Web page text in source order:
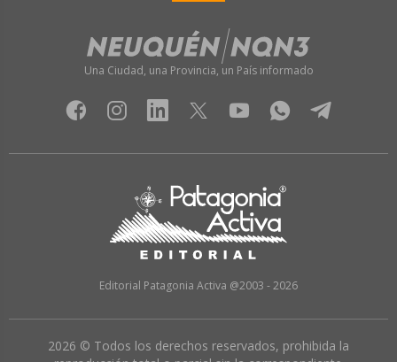
Una Ciudad, una Provincia, un País informado
Editorial Patagonia Activa @2003 - 2026
2026 © Todos los derechos reservados, prohibida la